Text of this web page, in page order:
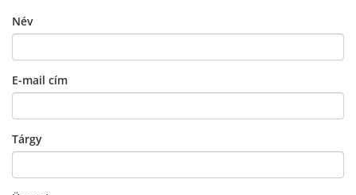
Név
E-mail cím
Tárgy